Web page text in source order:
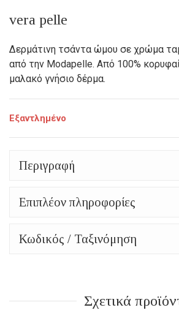
was:
125,00€.
τρέχουσα
τιμή
είναι:
105,00€.
vera pelle
Δερμάτινη τσάντα ώμου σε χρώμα
από την Modapelle. Από 100%
μαλακό γνήσιο δέρμα.
Εξαντλημένο
Περιγραφή
Επιπλέον πληροφορίες
Κωδικός / Ταξινόμηση
Σχετικά